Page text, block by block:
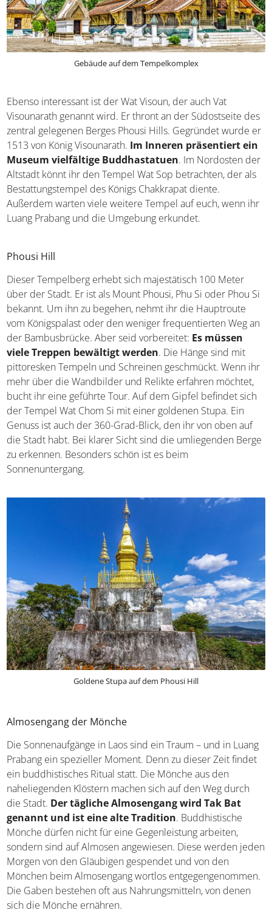
Gebäude auf dem Tempelkomplex
Ebenso interessant ist der Wat Visoun, der auch Vat
Visounarath genannt wird. Er thront an der Südostseite des
zentral gelegenen Berges Phousi Hills. Gegründet wurde er
1513 von König Visounarath. Im Inneren präsentiert ein
Museum vielfältige Buddhastatuen. Im Nordosten der
Altstadt könnt ihr den Tempel Wat Sop betrachten, der als
Bestattungstempel des Königs Chakkrapat diente.
Außerdem warten viele weitere Tempel auf euch, wenn ihr
Luang Prabang und die Umgebung erkundet.
Phousi Hill
Dieser Tempelberg erhebt sich majestätisch 100 Meter
über der Stadt. Er ist als Mount Phousi, Phu Si oder Phou Si
bekannt. Um ihn zu begehen, nehmt ihr die Hauptroute
vom Königspalast oder den weniger frequentierten Weg an
der Bambusbrücke. Aber seid vorbereitet: Es müssen
viele Treppen bewältigt werden. Die Hänge sind mit
pittoresken Tempeln und Schreinen geschmückt. Wenn ihr
mehr über die Wandbilder und Relikte erfahren möchtet,
bucht ihr eine geführte Tour. Auf dem Gipfel befindet sich
der Tempel Wat Chom Si mit einer goldenen Stupa. Ein
Genuss ist auch der 360-Grad-Blick, den ihr von oben auf
die Stadt habt. Bei klarer Sicht sind die umliegenden Berge
zu erkennen. Besonders schön ist es beim
Sonnenuntergang.
Goldene Stupa auf dem Phousi Hill
Almosengang der Mönche
Die Sonnenaufgänge in Laos sind ein Traum – und in Luang
Prabang ein spezieller Moment. Denn zu dieser Zeit findet
ein buddhistisches Ritual statt. Die Mönche aus den
naheliegenden Klöstern machen sich auf den Weg durch
die Stadt. Der tägliche Almosengang wird Tak Bat
genannt und ist eine alte Tradition. Buddhistische
Mönche dürfen nicht für eine Gegenleistung arbeiten,
sondern sind auf Almosen angewiesen. Diese werden jeden
Morgen von den Gläubigen gespendet und von den
Mönchen beim Almosengang wortlos entgegengenommen.
Die Gaben bestehen oft aus Nahrungsmitteln, von denen
sich die Mönche ernähren.